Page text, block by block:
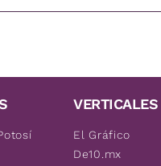
VERTICALES
El Gráfico
De10.mx